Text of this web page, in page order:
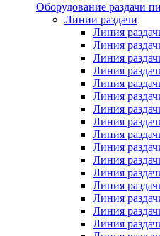
Оборудование раздачи
Линии раздачи
Линия
Линия
Линия
Линия
Линия
Линия
Линия
Линия
Линия
Линия
Линия
Линия
Линия
Линия
Линия
Линия